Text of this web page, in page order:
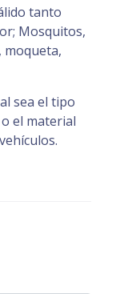
tanto
Mosquitos,
moqueta,
sea el tipo
el material